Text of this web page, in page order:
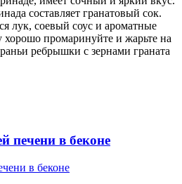
составляет гранатовый сок.
лук, соевый соус и ароматные
промаринуйте и жарьте на
ребрышки с зернами граната
в беконе